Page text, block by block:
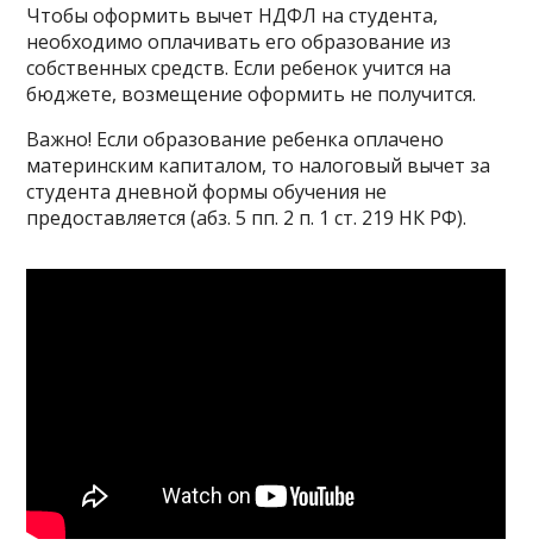
Чтобы оформить вычет НДФЛ на студента,
необходимо оплачивать его образование из
собственных средств. Если ребенок учится на
бюджете, возмещение оформить не получится.
Важно! Если образование ребенка оплачено
материнским капиталом, то налоговый вычет за
студента дневной формы обучения не
предоставляется (абз. 5 пп. 2 п. 1 ст. 219 НК РФ).